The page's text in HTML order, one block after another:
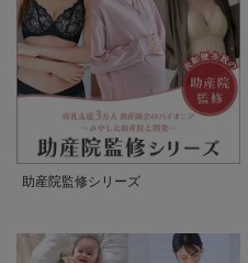
助産院監修シリーズ